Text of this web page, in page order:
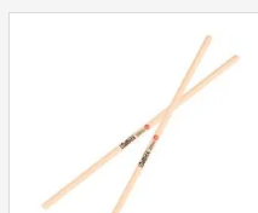
Dárkové předměty